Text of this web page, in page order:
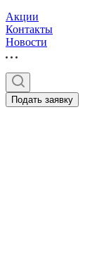
Акции
Контакты
Новости
Подать заявку